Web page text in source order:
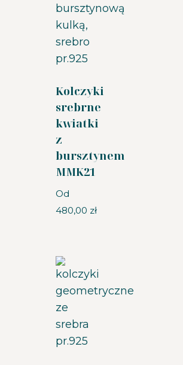
Kolczyki
srebrne
kwiatki
z
bursztynem
MMK21
Od
480,00 zł